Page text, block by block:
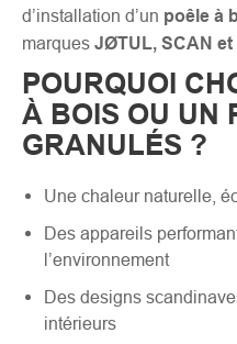
d’installation d’un poêle à
marques JØTUL, SCAN et
POURQUOI
À BOIS OU UN
GRANULÉS ?
Une chaleur naturelle,
Des appareils
l’environnement
Des designs
intérieurs